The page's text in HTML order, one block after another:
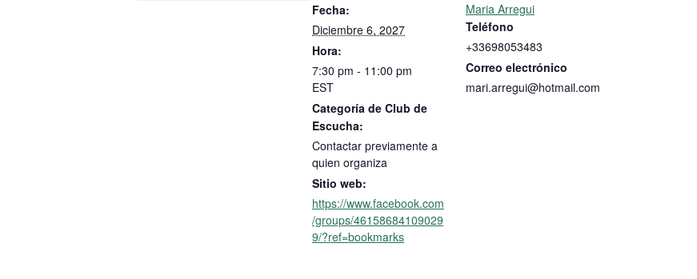
Fecha:
Diciembre 6, 2027
Hora:
7:30 pm - 11:00 pm
EST
Categoría de Club de
Escucha:
Contactar previamente a
quien organiza
Sitio web:
https://www.facebook.com
/groups/46158684109029
9/?ref=bookmarks
Maria Arregui
Teléfono
+33698053483
Correo electrónico
mari.arregui@hotmail.com